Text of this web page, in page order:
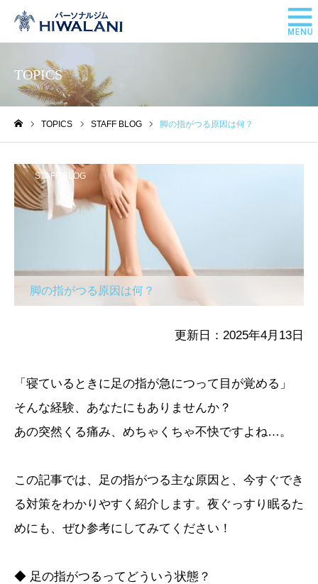
TOPICS
TOPICS STAFF BLOG 脚の指がつる原因は何？
STAFF BLOG
脚の指がつる原因は何？
更新日：2025年4月13日
「寝ているときに足の指が急につって目が覚める」
そんな経験、あなたにもありませんか？
あの突然くる痛み、めちゃくちゃ不快ですよね…。
この記事では、足の指がつる主な原因と、今すぐでき
る対策をわかりやすく紹介します。夜ぐっすり眠るた
めにも、ぜひ参考にしてみてください！
◆ 足の指がつるってどういう状態？